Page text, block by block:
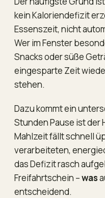
kein Kaloriendefizit
Essenszeit, nicht
Wer im Fenster
Snacks oder süße
eingesparte Zeit
stehen.
Dazu kommt ein
Stunden Pause ist der
Mahlzeit fällt schnell
verarbeiteten,
das Defizit rasch
Freifahrtschein –was
entscheidend.